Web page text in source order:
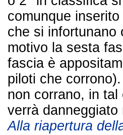
comunque
che si infortunano
motivo la sesta
fascia è
piloti che
non corrano, in
verrà danneggiato
Alla riapertura